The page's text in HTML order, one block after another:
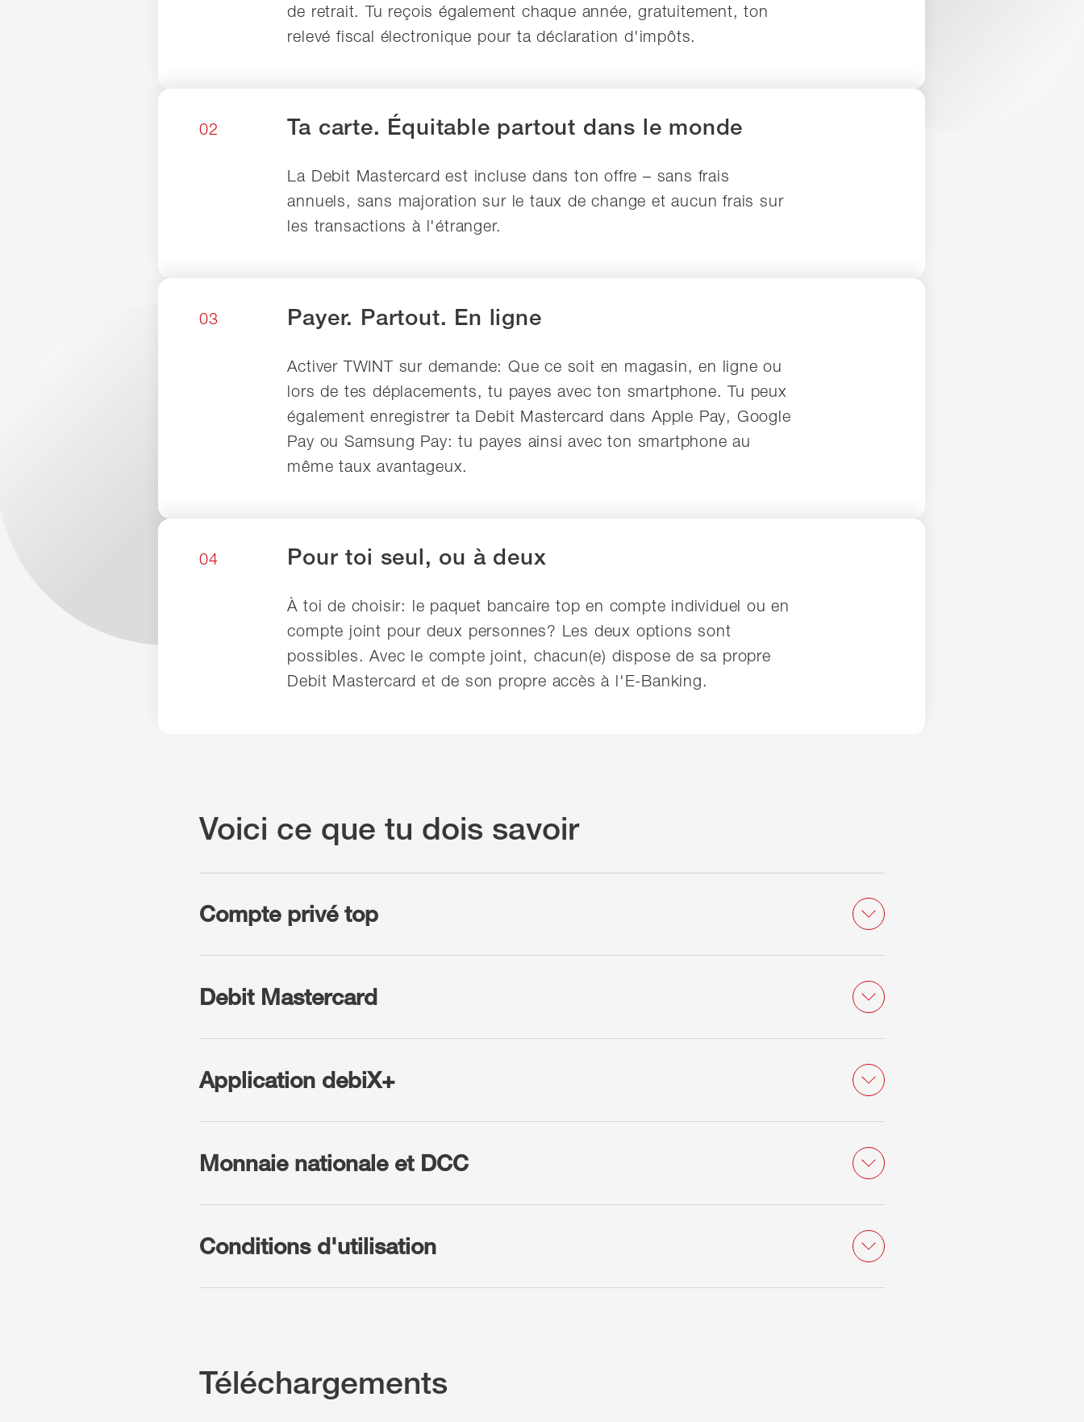
de retrait. Tu reçois également chaque année, gratuitement, ton
relevé fiscal électronique pour ta déclaration d'impôts.
02 Ta carte. Équitable partout dans le monde
La Debit Mastercard est incluse dans ton offre – sans frais
annuels, sans majoration sur le taux de change et aucun frais sur
les transactions à l'étranger.
03 Payer. Partout. En ligne
Activer TWINT sur demande: Que ce soit en magasin, en ligne ou
lors de tes déplacements, tu payes avec ton smartphone. Tu peux
également enregistrer ta Debit Mastercard dans Apple Pay, Google
Pay ou Samsung Pay: tu payes ainsi avec ton smartphone au
même taux avantageux.
04 Pour toi seul, ou à deux
À toi de choisir: le paquet bancaire top en compte individuel ou en
compte joint pour deux personnes? Les deux options sont
possibles. Avec le compte joint, chacun(e) dispose de sa propre
Debit Mastercard et de son propre accès à l'E-Banking.
Voici ce que tu dois savoir
Compte privé top
Debit Mastercard
Application debiX+
Monnaie nationale et DCC
Conditions d'utilisation
Téléchargements